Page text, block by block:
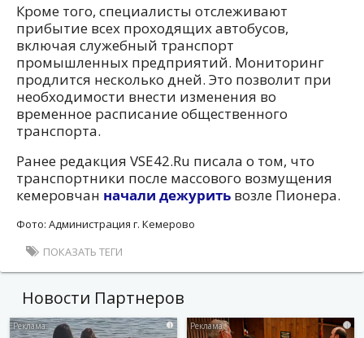
Кроме того, специалисты отслеживают
прибытие всех проходящих автобусов,
включая служебный транспорт
промышленных предприятий. Мониторинг
продлится несколько дней. Это позволит при
необходимости внести изменения во
временное расписание общественного
транспорта.
Ранее редакция VSE42.Ru писала о том, что
транспортники после массового возмущения
кемеровчан начали дежурить возле Пионера.
Фото: Администрация г. Кемерово
ПОКАЗАТЬ ТЕГИ
Новости Партнеров
i i